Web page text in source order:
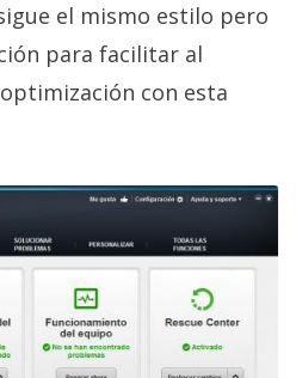
el mismo estilo pero
para facilitar al
con esta